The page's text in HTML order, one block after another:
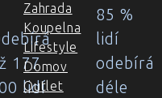
177
lidí
85 %
lidí
odebírá
déle
Zahrada
Koupelna
Lifestyle
Domov
Outlet